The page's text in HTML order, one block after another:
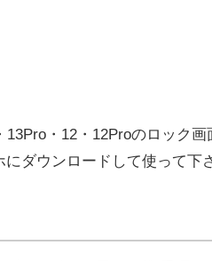
13Pro・12・12Proのロック
ダウンロードして使って下